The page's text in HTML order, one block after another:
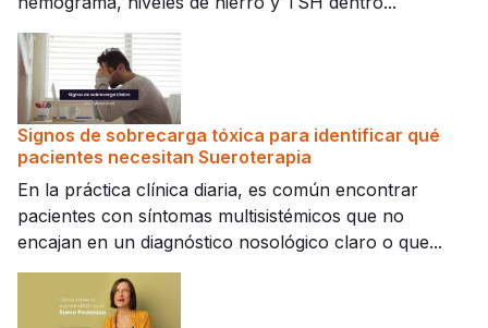
Signos de sobrecarga tóxica para identificar qué
pacientes necesitan Sueroterapia
En la práctica clínica diaria, es común encontrar
pacientes con síntomas multisistémicos que no
encajan en un diagnóstico nosológico claro o que...